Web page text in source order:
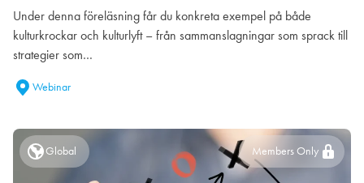
Under denna föreläsning får du konkreta exempel på både
kulturkrockar och kulturlyft – från sammanslagningar som sprack till
strategier som…
Webinar
Global Members Only